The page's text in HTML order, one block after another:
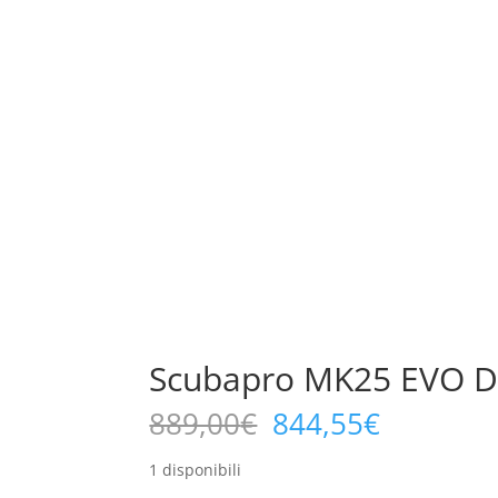
Scubapro MK25 EVO
889,00€ Il
prezzo
844,55€Il
1 disponibili